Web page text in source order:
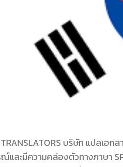
บริษัท แปลเอก
ณ์และมีความคล่องตัวทางภาษา